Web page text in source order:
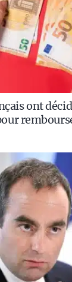
ont